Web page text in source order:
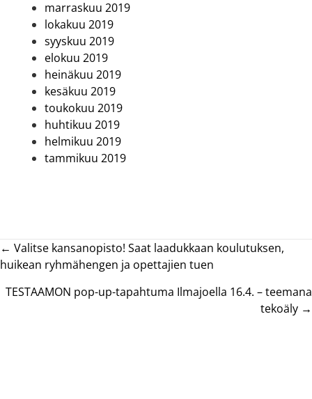
marraskuu 2019
lokakuu 2019
syyskuu 2019
elokuu 2019
heinäkuu 2019
kesäkuu 2019
toukokuu 2019
huhtikuu 2019
helmikuu 2019
tammikuu 2019
Posts
navigation
← Valitse kansanopisto! Saat laadukkaan koulutuksen,
huikean ryhmähengen ja opettajien tuen
TESTAAMON pop-up-tapahtuma Ilmajoella 16.4. – teemana
tekoäly →